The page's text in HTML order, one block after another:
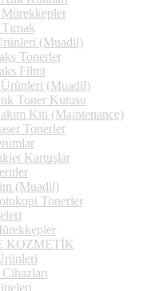
(Muadil)
Tonerler
Filmi
Ürünleri (Muadil)
Toner Kutusu
Kiti (Maintenance)
Tonerler
Kartuşlar
(Muadil)
Tonerler
KOZMETİK